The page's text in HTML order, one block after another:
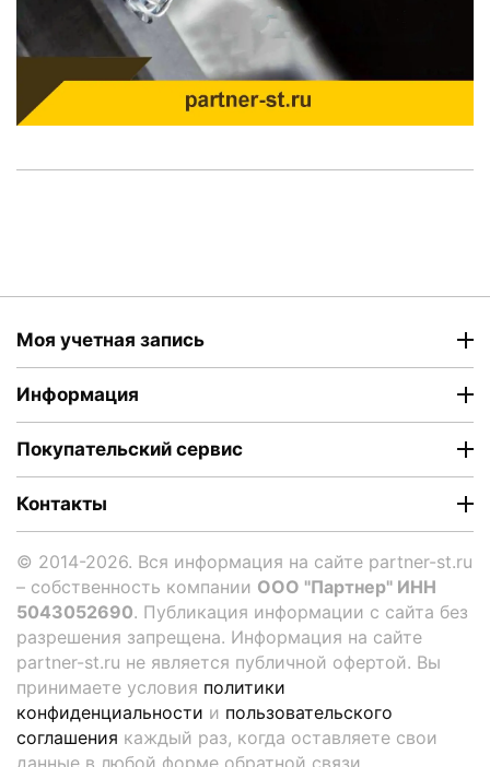
Моя учетная запись
Информация
Покупательский сервис
Контакты
© 2014-2026. Вся информация на сайте partner-st.ru
– собственность компании ООО "Партнер" ИНН
5043052690. Публикация информации с сайта без
разрешения запрещена. Информация на сайте
partner-st.ru не является публичной офертой. Вы
принимаете условия политики
конфиденциальности и пользовательского
соглашения каждый раз, когда оставляете свои
данные в любой форме обратной связи.